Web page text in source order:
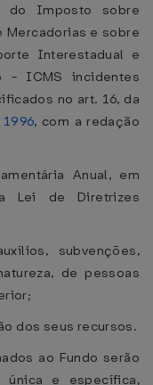
do Imposto sobre
Mercadorias e sobre
Interestadual e
- ICMS incidentes
no art. 16, da
, com a redação
Anual, em
Lei de Diretrizes
subvenções,
de pessoas
dos seus recursos.
ao Fundo serão
única e específica,